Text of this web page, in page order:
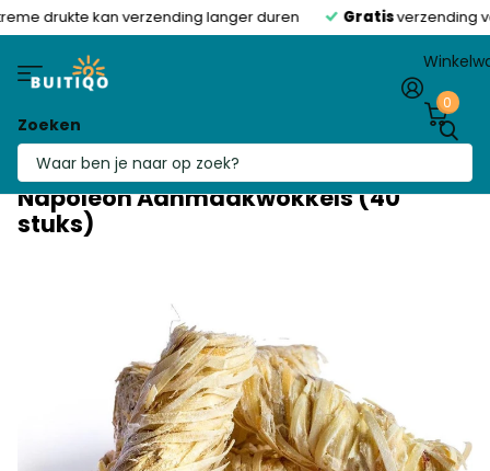
drukte kan verzending langer duren Gratisverzending
Zoeken
0
Napoleon Aanmaakwokkels (40
stuks)